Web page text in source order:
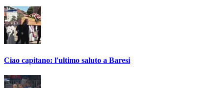
Ciao capitano: l'ultimo saluto a Baresi